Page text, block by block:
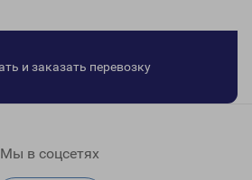
и заказать перевозку
Мы в соцсетях